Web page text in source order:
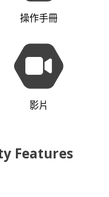
操作手冊
影片
Features